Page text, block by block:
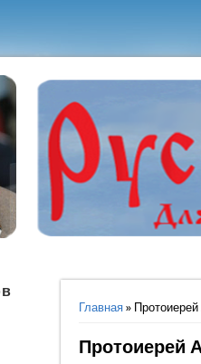
Вы здесь
Главная »
Протоиерей